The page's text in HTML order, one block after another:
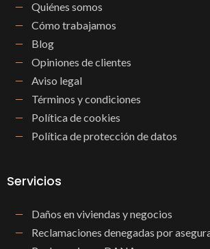
Quiénes somos
Cómo trabajamos
Blog
Opiniones de clientes
Aviso legal
Términos y condiciones
Política de cookies
Política de protección de datos
Servicios
Daños en viviendas y negocios
Reclamaciones denegadas por